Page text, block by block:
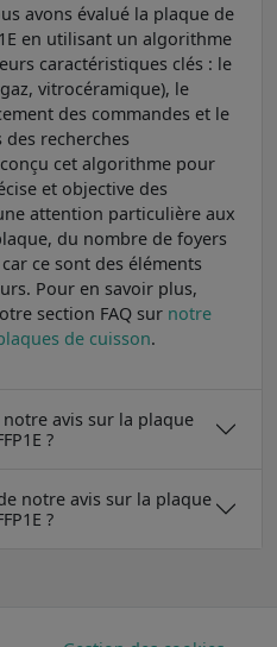
avons évalué la plaque de
en utilisant un algorithme
caractéristiques clés : le
vitrocéramique), le
des commandes et le
recherches
cet algorithme pour
et objective des
attention particulière aux
du nombre de foyers
ce sont des éléments
Pour en savoir plus,
section FAQ sur notre
de cuisson.
avis sur la plaque
?
notre avis sur la plaque
?